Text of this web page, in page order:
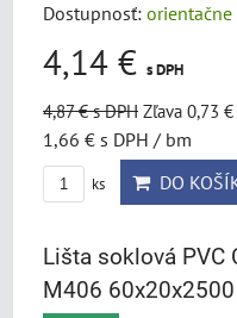
Dostupnosť:
4,14 € s DPH
4,87 €s DPH Zľava 0,73 €
1,66 € s DPH / bm
ks DO
Lišta soklová PVC
M406